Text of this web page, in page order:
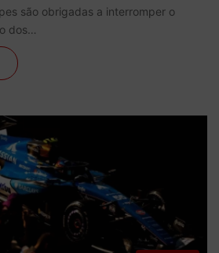
são obrigadas a interromper o
dos…